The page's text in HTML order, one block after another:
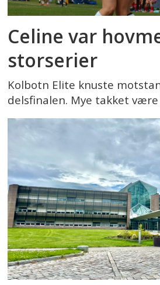
Celine var
storserier
Kolbotn Elite knuste
delsfinalen. Mye takket være